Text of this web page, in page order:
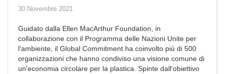
30 Novembre 2021
Guidato dalla Ellen MacArthur Foundation, in
collaborazione con il Programma delle Nazioni Unite per
l'ambiente, il Global Commitment ha coinvolto più di 500
organizzazioni che hanno condiviso una visione comune di
un'economia circolare per la plastica. Spinte dall'obiettivo